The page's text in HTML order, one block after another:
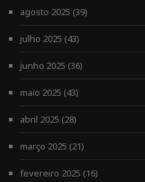
agosto 2025 (39)
julho 2025 (43)
junho 2025 (36)
maio 2025 (43)
abril 2025 (28)
março 2025 (21)
fevereiro 2025 (16)